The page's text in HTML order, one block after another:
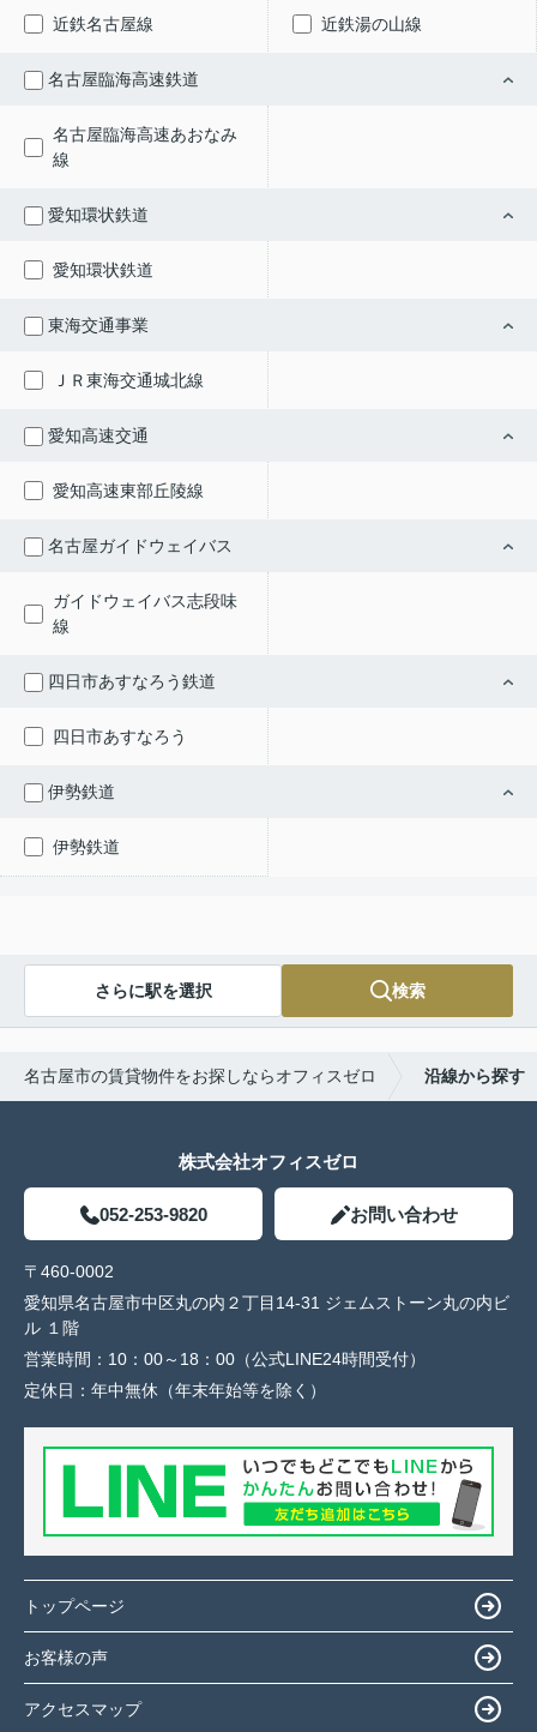
近鉄名古屋線 近鉄湯の山線
名古屋臨海高速鉄道
名古屋臨海高速あおなみ
線
愛知環状鉄道
愛知環状鉄道
東海交通事業
ＪＲ東海交通城北線
愛知高速交通
愛知高速東部丘陵線
名古屋ガイドウェイバス
ガイドウェイバス志段味
線
四日市あすなろう鉄道
四日市あすなろう
伊勢鉄道
伊勢鉄道
さらに駅を選択 検索
名古屋市の賃貸物件をお探しならオフィスゼロ 沿線から探す
株式会社オフィスゼロ
052-253-9820 お問い合わせ
〒460-0002
愛知県名古屋市中区丸の内２丁目14-31 ジェムストーン丸の内ビ
ル １階
営業時間： 10：00～18：00（公式LINE24時間受付）
定休日： 年中無休（年末年始等を除く）
トップページ
お客様の声
アクセスマップ